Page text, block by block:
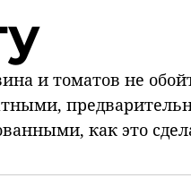
и томатов не
как это